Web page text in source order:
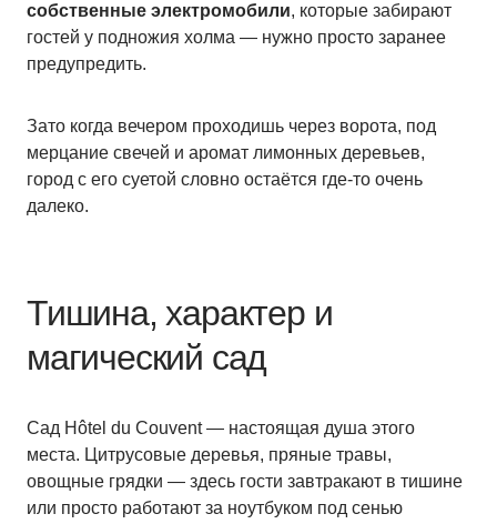
собственные электромобили, которые забирают
гостей у подножия холма — нужно просто заранее
предупредить.
Зато когда вечером проходишь через ворота, под
мерцание свечей и аромат лимонных деревьев,
город с его суетой словно остаётся где-то очень
далеко.
Тишина, характер и
магический сад
Сад Hôtel du Couvent — настоящая душа этого
места. Цитрусовые деревья, пряные травы,
овощные грядки — здесь гости завтракают в тишине
или просто работают за ноутбуком под сенью